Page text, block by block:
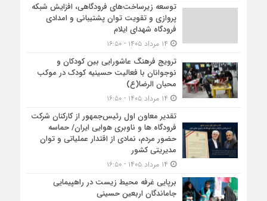
توسعه زیرساخت‌های فرودگاهی، افزایش شبکه
پروازی و تقویت توان پشتیبانی و امدادی
فرودگاه شهدای ایلام
ترویج فرهنگ عاشورایی بین کودکان و
نوجوانان با فعالیت حسینیه کودک در موکب
محبان الرضا(ع)
تقدیر معاون اول رئیس‌جمهور از کارکنان شرکت
فرودگاه ها و ناوبری هوایی ایران/ حماسه
حضور مردم، نمادی از اقتدار عملیاتی و توان
مدیریتی کشور
برپایی غرفه محیط زیست در راهپیمایی
جاماندگان اربعین حسینی